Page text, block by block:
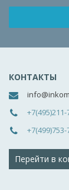
КОНТАКТЫ
+7(495)211-
+7(499)753-
Перейти в